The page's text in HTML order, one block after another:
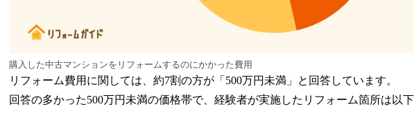
購入した中古マンションをリフォームするのにかかった費用
リフォーム費用に関しては、約7割の方が「500万円未満」と回答しています。
回答の多かった500万円未満の価格帯で、経験者が実施したリフォーム箇所は以下